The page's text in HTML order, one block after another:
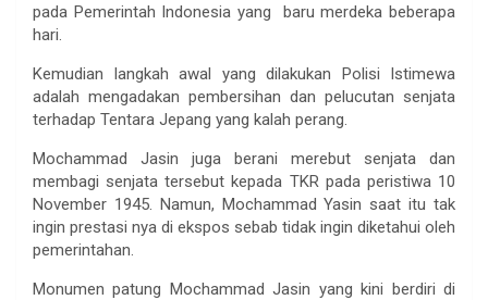
pada Pemerintah Indonesia yang baru merdeka beberapa
hari.
Kemudian langkah awal yang dilakukan Polisi Istimewa
adalah mengadakan pembersihan dan pelucutan senjata
terhadap Tentara Jepang yang kalah perang.
Mochammad Jasin juga berani merebut senjata dan
membagi senjata tersebut kepada TKR pada peristiwa 10
November 1945. Namun, Mochammad Yasin saat itu tak
ingin prestasi nya di ekspos sebab tidak ingin diketahui oleh
pemerintahan.
Monumen patung Mochammad Jasin yang kini berdiri di